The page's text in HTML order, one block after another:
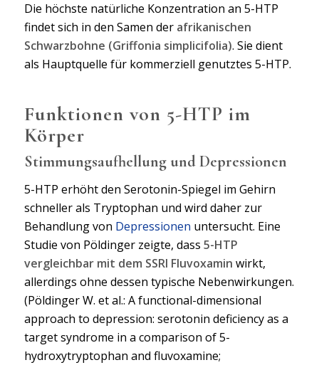
Die höchste natürliche Konzentration an 5-HTP
findet sich in den Samen der afrikanischen
Schwarzbohne (Griffonia simplicifolia). Sie dient
als Hauptquelle für kommerziell genutztes 5-HTP.
Funktionen von 5-HTP im
Körper
Stimmungsaufhellung und Depressionen
5-HTP erhöht den Serotonin-Spiegel im Gehirn
schneller als Tryptophan und wird daher zur
Behandlung von Depressionen untersucht. Eine
Studie von Pöldinger zeigte, dass 5-HTP
vergleichbar mit dem SSRI Fluvoxamin wirkt,
allerdings ohne dessen typische Nebenwirkungen.
(Pöldinger W. et al.: A functional-dimensional
approach to depression: serotonin deficiency as a
target syndrome in a comparison of 5-
hydroxytryptophan and fluvoxamine;